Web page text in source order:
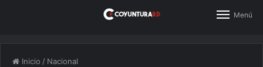
Menú
Inicio / Nacional